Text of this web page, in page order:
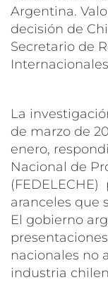
Argentina.
decisión de
Secretario de
La
de marzo de
enero,
Nacional de
aranceles que
El gobierno
nacionales no
industria